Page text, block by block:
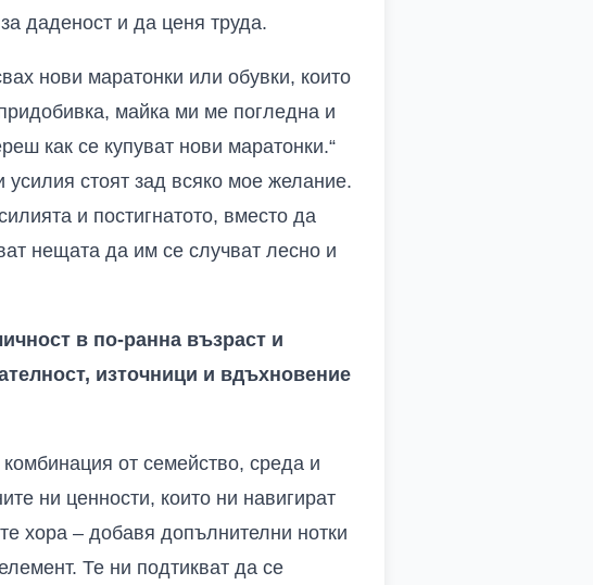
даденост и да ценя труда.
нови маратонки или обувки, които
майка ми ме погледна и
как се купуват нови маратонки.“
усилия стоят зад всяко мое желание.
и постигнатото, вместо да
нещата да им се случват лесно и
в по-ранна възраст и
източници и вдъхновение
от семейство, среда и
ни ценности, които ни навигират
хора – добавя допълнителни нотки
Те ни подтикват да се